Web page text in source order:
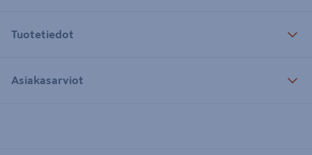
Tuotetiedot
Asiakasarviot